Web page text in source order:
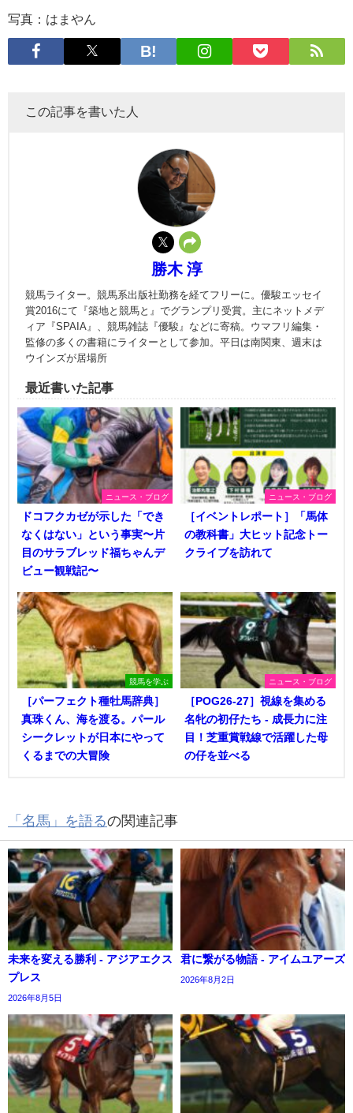
写真：はまやん
この記事を書いた人
勝木 淳
競馬ライター。競馬系出版社勤務を経てフリーに。優駿エッセイ
賞2016にて『築地と競馬と』でグランプリ受賞。主にネットメデ
ィア『SPAIA』、競馬雑誌『優駿』などに寄稿。ウマフリ編集・
監修の多くの書籍にライターとして参加。平日は南関東、週末は
ウインズが居場所
最近書いた記事
ニュース・ブログ
ドコフクカゼが示した「でき
なくはない」という事実〜片
目のサラブレッド福ちゃんデ
ビュー観戦記〜
ニュース・ブログ
［イベントレポート］「馬体
の教科書」大ヒット記念トー
クライブを訪れて
競馬を学ぶ
［パーフェクト種牡馬辞典］
真珠くん、海を渡る。パール
シークレットが日本にやって
くるまでの大冒険
ニュース・ブログ
［POG26-27］視線を集める
名牝の初仔たち - 成長力に注
目！芝重賞戦線で活躍した母
の仔を並べる
「名馬」を語るの関連記事
未来を変える勝利 - アジアエクス
プレス
2026年8月5日
君に繋がる物語 - アイムユアーズ
2026年8月2日